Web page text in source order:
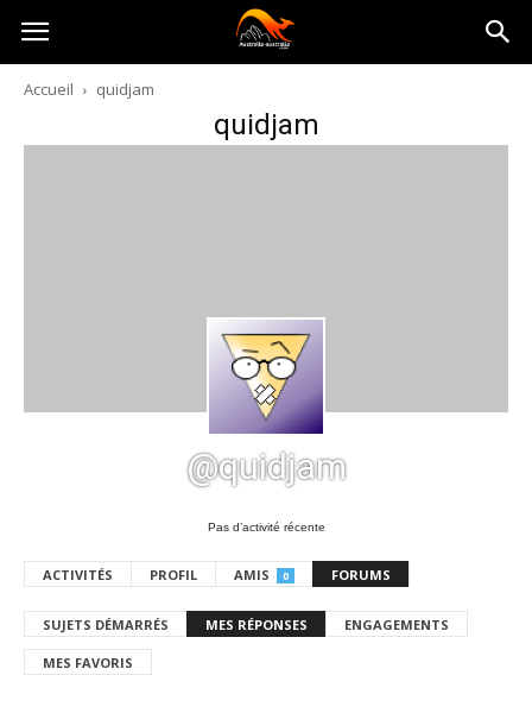
Australia-
australie.com
Accueil quidjam
quidjam
@quidjam
Pas d’activité récente
ACTIVITÉS PROFIL AMIS 0 FORUMS
SUJETS DÉMARRÉS MES RÉPONSES ENGAGEMENTS
MES FAVORIS